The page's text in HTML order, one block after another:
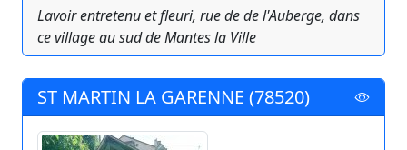
Lavoir entretenu et fleuri, rue de de l'Auberge, dans
ce village au sud de Mantes la Ville
ST MARTIN LA GARENNE (78520)